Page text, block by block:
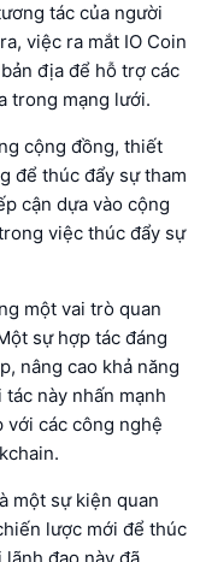
tác của người
việc ra mắt IO Coin
địa để hỗ trợ các
trong mạng lưới.
cộng đồng, thiết
để thúc đẩy sự tham
cận dựa vào cộng
việc thúc đẩy sự
một vai trò quan
sự hợp tác đáng
nâng cao khả năng
này nhấn mạnh
các công nghệ
một sự kiện quan
lược mới để thúc